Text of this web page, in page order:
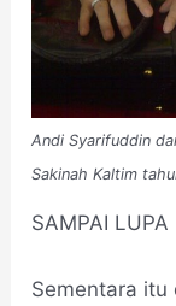
Andi Syarifuddin
Sakinah Kaltim
SAMPAI LUPA
Sementara itu